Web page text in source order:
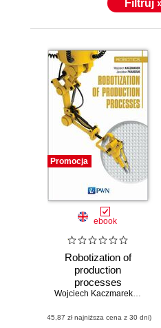
Filtruj
Promocja
ebook
Robotization of
production
processes
Wojciech Kaczmarek
,
(45,87 zł najniższa cena z 30 dni)